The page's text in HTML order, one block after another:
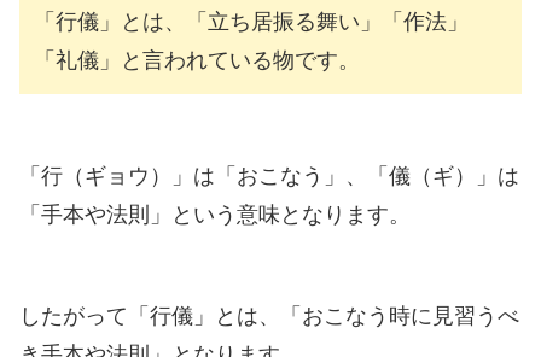
「行儀」とは、「立ち居振る舞い」「作法」
「礼儀」と言われている物です。
「行（ギョウ）」は「おこなう」、「儀（ギ）」は
「手本や法則」という意味となります。
したがって「行儀」とは、「おこなう時に見習うべ